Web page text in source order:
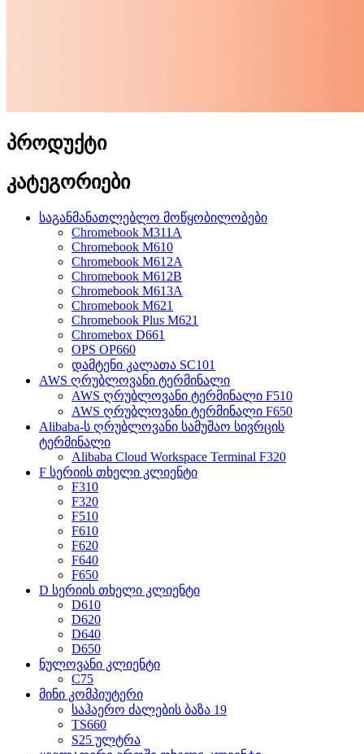
პროდუქტი
კატეგორიები
საგანმანათლებლო მოწყობილობები
Chromebook M311A
Chromebook M610
Chromebook M612A
Chromebook M612B
Chromebook M613A
Chromebook M621
Chromebook Plus M621
Chromebox D661
OPS OP660
დამტენი კალათა SC101
AWS ღრუბლოვანი ტერმინალი
AWS ღრუბლოვანი ტერმინალი F510
AWS ღრუბლოვანი ტერმინალი F650
Alibaba-ს ღრუბლოვანი სამუშაო სივრცის
ტერმინალი
Alibaba Cloud Workspace Terminal F320
F სერიის თხელი კლიენტი
F310
F320
F510
F610
F620
F640
F650
D სერიის თხელი კლიენტი
D610
D620
D640
D650
ნულოვანი კლიენტი
C75
მინი კომპიუტერი
საჰაერო ძალების ბაზა 19
TS660
S25 ულტრა